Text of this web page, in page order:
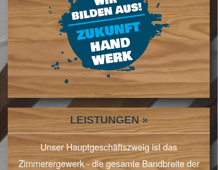
LEISTUNGEN »
Unser Hauptgeschäftszweig ist das
Zimmerergewerk - die gesamte Bandbreite der